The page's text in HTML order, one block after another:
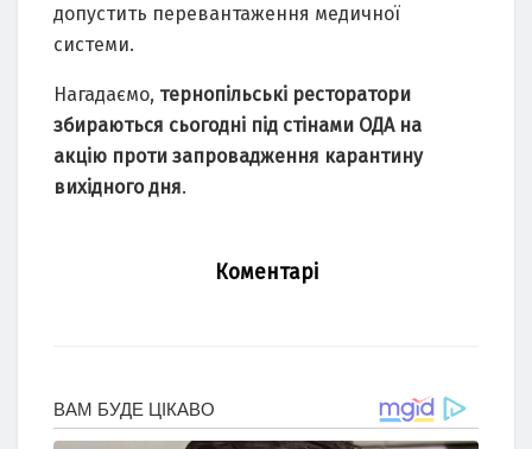
допустить перевантаження медичної
системи.
Нагадаємо, тернопільські ресторатори
збираються сьогодні під стінами ОДА на
акцію проти запровадження карантину
вихідного дня.
Коментарі